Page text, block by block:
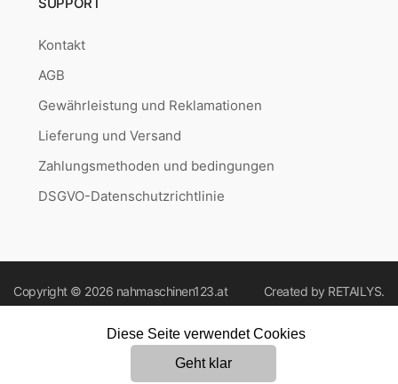
Kontakt
AGB
Gewährleistung und Reklamationen
Lieferung und Versand
Zahlungsmethoden und bedingungen
DSGVO-Datenschutzrichtlinie
Copyright © 2026 nahmaschinen123.at Created by RETAILYS.
Diese Seite verwendet Cookies
Geht klar